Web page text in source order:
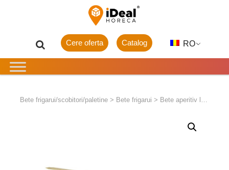
RO
Catalog
Cere oferta
Bete frigarui/scobitori/paletine> Bete frigarui > Bete aperitiv lemn buclate